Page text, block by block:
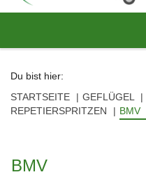
Du bist hier:
STARTSEITE
GEFLÜGEL
REPETIERSPRITZEN
BMV
BMV